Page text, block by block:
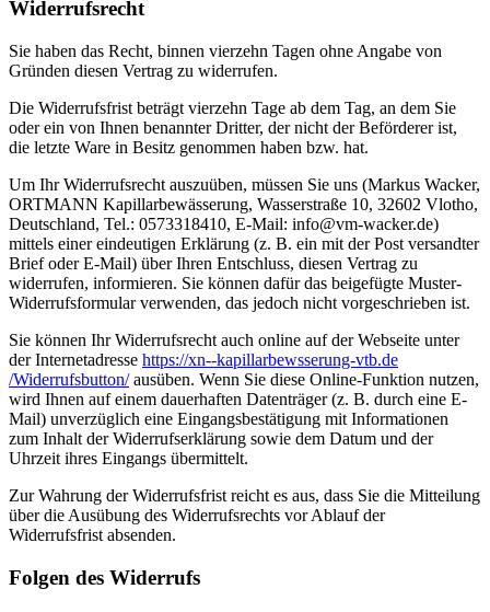
Widerrufsrecht
Sie haben das Recht, binnen vierzehn Tagen ohne Angabe von
Gründen diesen Vertrag zu widerrufen.
Die Widerrufsfrist beträgt vierzehn Tage ab dem Tag, an dem Sie
oder ein von Ihnen benannter Dritter, der nicht der Beförderer ist,
die letzte Ware in Besitz genommen haben bzw. hat.
Um Ihr Widerrufsrecht auszuüben, müssen Sie uns (Markus Wacker,
ORTMANN Kapillarbewässerung, Wasserstraße 10, 32602 Vlotho,
Deutschland, Tel.: 0573318410, E-Mail: info@vm-wacker.de)
mittels einer eindeutigen Erklärung (z. B. ein mit der Post versandter
Brief oder E-Mail) über Ihren Entschluss, diesen Vertrag zu
widerrufen, informieren. Sie können dafür das beigefügte Muster-
Widerrufsformular verwenden, das jedoch nicht vorgeschrieben ist.
Sie können Ihr Widerrufsrecht auch online auf der Webseite unter
der Internetadresse https://xn--kapillarbewsserung-vtb.de
/Widerrufsbutton/ausüben. Wenn Sie diese Online-Funktion nutzen,
wird Ihnen auf einem dauerhaften Datenträger (z. B. durch eine E-
Mail) unverzüglich eine Eingangsbestätigung mit Informationen
zum Inhalt der Widerrufserklärung sowie dem Datum und der
Uhrzeit ihres Eingangs übermittelt.
Zur Wahrung der Widerrufsfrist reicht es aus, dass Sie die Mitteilung
über die Ausübung des Widerrufsrechts vor Ablauf der
Widerrufsfrist absenden.
Folgen des Widerrufs